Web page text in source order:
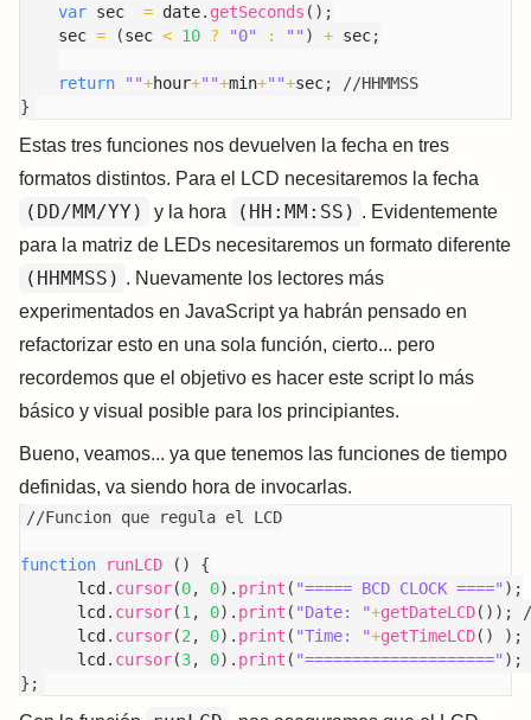
var sec = date. getSeconds ( ) ;
    sec
= (sec < 10 ? "0" : "" ) + sec;
return ""+hour+""+min+""+sec;
//HHMMSS
}
Estas tres funciones nos devuelven la fecha en tres
formatos distintos. Para el LCD necesitaremos la fecha
(DD/MM/YY) y la hora (HH:MM:SS) . Evidentemente
para la matriz de LEDs necesitaremos un formato diferente
(HHMMSS) . Nuevamente los lectores más
experimentados en JavaScript ya habrán pensado en
refactorizar esto en una sola función, cierto... pero
recordemos que el objetivo es hacer este script lo más
básico y visual posible para los principiantes.
Bueno, veamos... ya que tenemos las funciones de tiempo
definidas, va siendo hora de invocarlas.
//Funcion que regula el LCD
function runLCD ( )
{
      lcd
. cursor(0, 0) . print ( "===== BCD CLOCK ====" ) ;
      lcd
. cursor(1 , 0) . print ( "Date: "+getDateLCD( ) ) ;
      lcd
. cursor(2 , 0) . print ( "Time: "+getTimeLCD( ) ) ;
      lcd
. cursor(3, 0) . print ( "====================" ) ;
} ;